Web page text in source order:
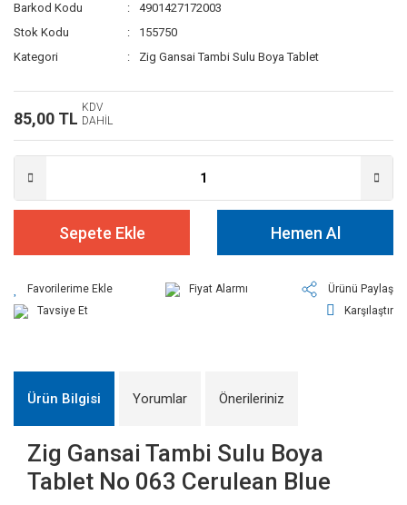
Barkod Kodu
4901427172003
Stok Kodu
155750
Kategori
Zig Gansai Tambi Sulu Boya Tablet
85,00 TL
KDV
DAHİL
Sepete Ekle Hemen Al
Fiyat Alarmı
Ürünü Paylaş
Tavsiye Et
Karşılaştır
Ürün Bilgisi Yorumlar Önerileriniz
Zig Gansai Tambi Sulu Boya
Tablet No 063 Cerulean Blue